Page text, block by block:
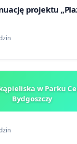
projektu
w Parku
Bydgoszczy